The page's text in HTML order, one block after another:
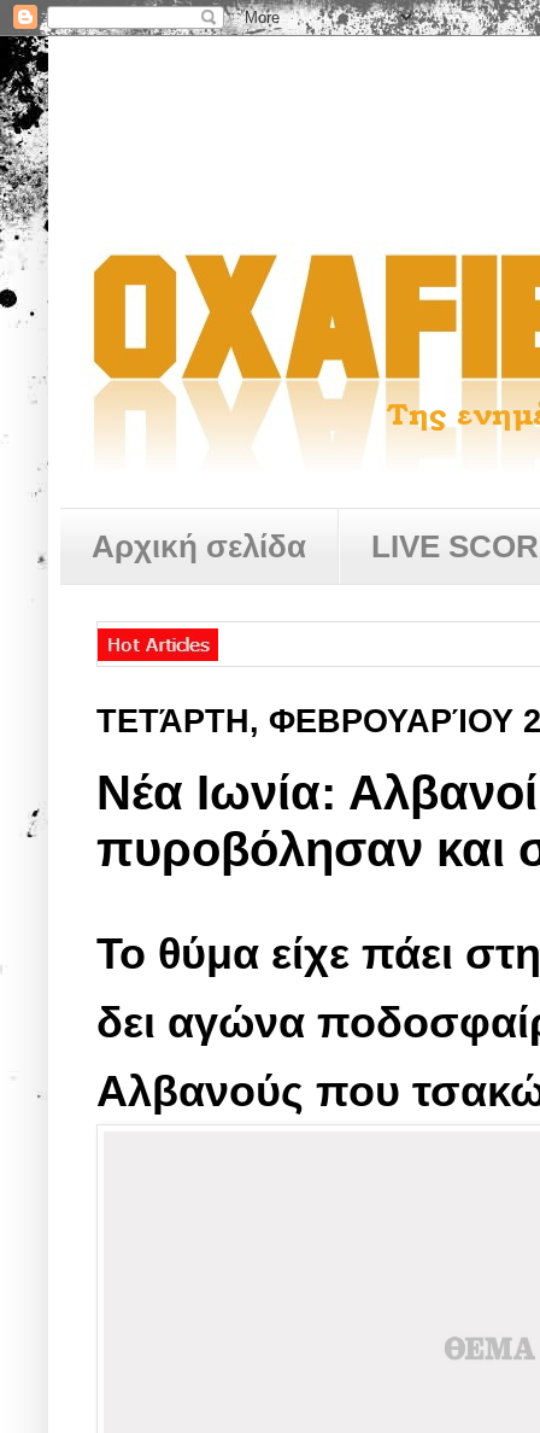
Αρχική σελίδα LIVE
ΤΕΤΆΡΤΗ, ΦΕΒΡΟΥΑΡΊΟΥ
Νέα Ιωνία:
πυροβόλησαν και
Το θύμα είχε πάει
δει αγώνα
Αλβανούς που